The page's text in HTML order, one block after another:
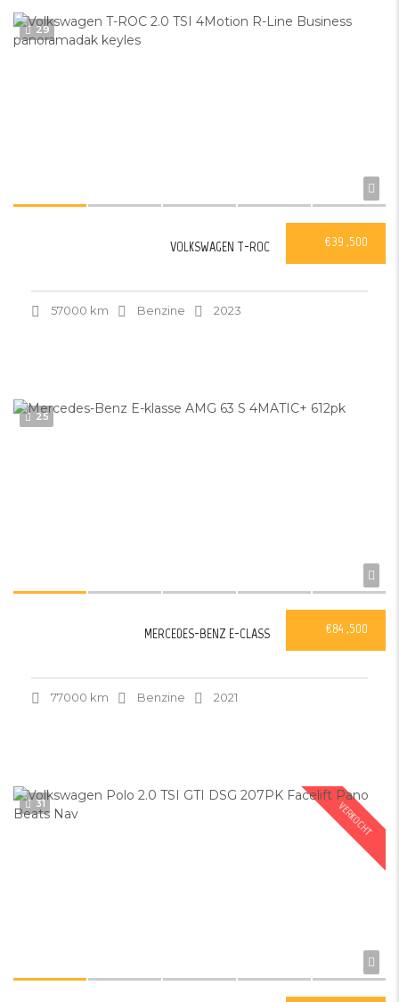
29
€39 ,500
VOLKSWAGEN T-ROC
57000 km Benzine 2023
25
€84 ,500
MERCEDES-BENZ E-CLASS
77000 km Benzine 2021
VERKOCHT
31